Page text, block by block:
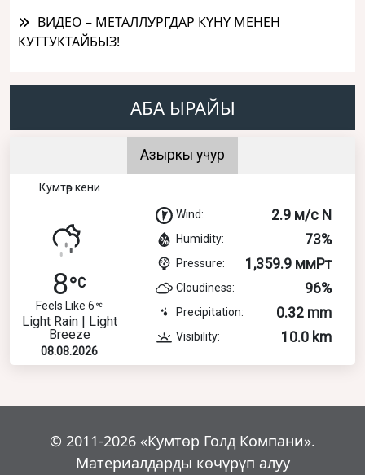
ВИДЕО – МЕТАЛЛУРГДАР КҮНҮ МЕНЕН
КУТТУКТАЙБЫЗ!
АБА ЫРАЙЫ
Азыркы учур
Кумтөр кени
8
Feels Like 6
Light Rain | Light
Breeze
08.08.2026
Wind: 2.9 м/с N
Humidity: 73%
Pressure: 1,359.9 ммРт
Cloudiness: 96%
Precipitation: 0.32 mm
Visibility: 10.0 km
© 2011-2026 «Кумтөр Голд Компани».
Материалдарды көчүрүп алуу